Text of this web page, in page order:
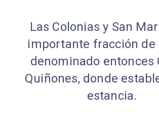
Las Colonias y San
importante fracción de
denominado entonces
Quiñones, donde
estancia.